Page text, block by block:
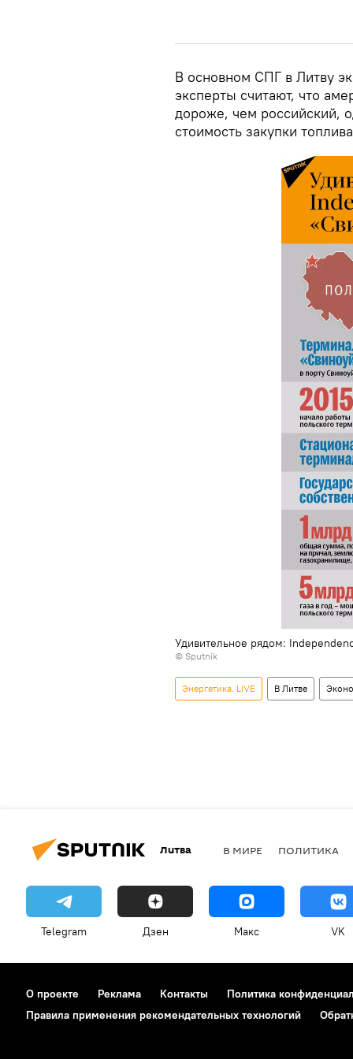
В основном СПГ в Литву
эксперты считают, что
дороже, чем российский,
стоимость закупки
Удивительное рядом:
© Sputnik
Энергетика. LIVE В Литве
Литва В МИРЕ ПОЛИТИКА
Telegram Дзен Макс VK
О проекте Реклама Контакты Политика
Правила применения рекомендательных технологий